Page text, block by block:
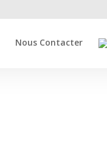
Nous Contacter